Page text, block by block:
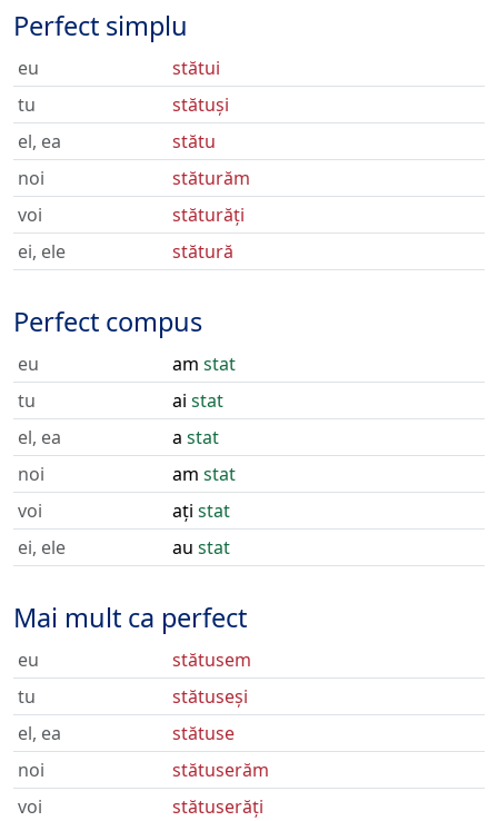
Perfect simplu
eu
stătui
tu
stătuși
el, ea
stătu
noi
stăturăm
voi
stăturăți
ei, ele
stătură
Perfect compus
eu am stat
tu
ai stat
el, ea
a stat
noi
am stat
voi
ați stat
ei, ele
au stat
Mai mult ca perfect
eu
stătusem
tu
stătuseși
el, ea
stătuse
noi
stătuserăm
voi
stătuserăți